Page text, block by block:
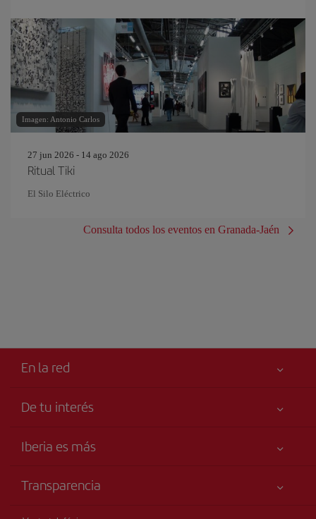
Imagen: Antonio Carlos
27 jun 2026 - 14 ago 2026
Ritual Tiki
El Silo Eléctrico
Consulta todos los eventos en Granada-Jaén
En la red
De tu interés
Accesibilidad
Iberia es más
Grupo Iberia
Accionistas e Inversores
Transparencia